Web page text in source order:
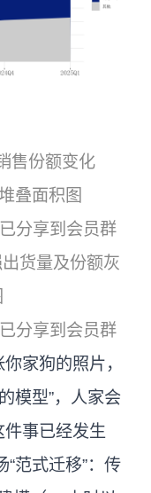
售份额变化
叠面积图
分享到会员群
货量及份额灰
分享到会员群
家狗的照片，
模型”，人家会
事已经发生
范式迁移”：传